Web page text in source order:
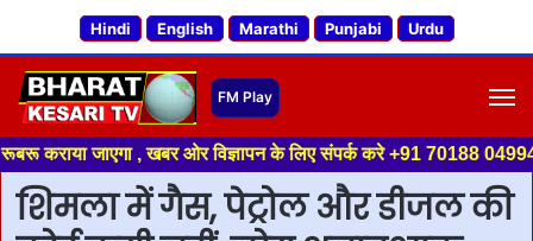
Hindi English Marathi Punjabi Urdu
, खबर ओर विज्ञापन के लिए संपर्क करे +91 70188 04994 ,हमारे
शिमला में गैस, पेट्रोल और डीजल की